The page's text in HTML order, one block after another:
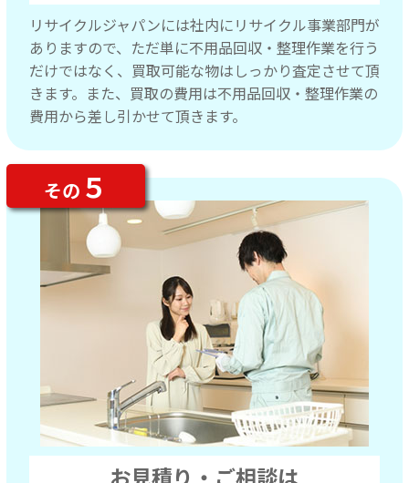
リサイクルジャパンには社内にリサイクル事業部門が
ありますので、ただ単に不用品回収・整理作業を行う
だけではなく、買取可能な物はしっかり査定させて頂
きます。また、買取の費用は不用品回収・整理作業の
費用から差し引かせて頂きます。
お見積り・ご相談は
その ５